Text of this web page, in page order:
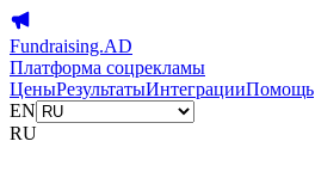
Fundraising.AD
Платформа соцрекламы
ЦеныРезультатыИнтеграцииПомощь
EN
RU